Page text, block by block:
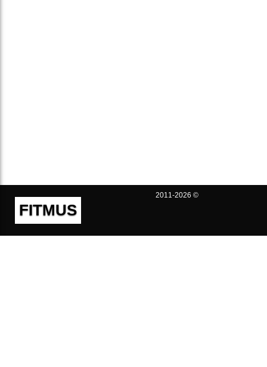
FITMUS
2011-2026 ©